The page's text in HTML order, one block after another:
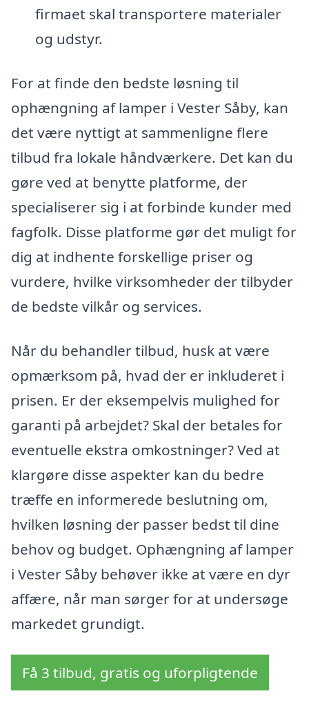
firmaet skal transportere materialer
og udstyr.
For at finde den bedste løsning til
ophængning af lamper i Vester Såby, kan
det være nyttigt at sammenligne flere
tilbud fra lokale håndværkere. Det kan du
gøre ved at benytte platforme, der
specialiserer sig i at forbinde kunder med
fagfolk. Disse platforme gør det muligt for
dig at indhente forskellige priser og
vurdere, hvilke virksomheder der tilbyder
de bedste vilkår og services.
Når du behandler tilbud, husk at være
opmærksom på, hvad der er inkluderet i
prisen. Er der eksempelvis mulighed for
garanti på arbejdet? Skal der betales for
eventuelle ekstra omkostninger? Ved at
klargøre disse aspekter kan du bedre
træffe en informerede beslutning om,
hvilken løsning der passer bedst til dine
behov og budget. Ophængning af lamper
i Vester Såby behøver ikke at være en dyr
affære, når man sørger for at undersøge
markedet grundigt.
Få 3 tilbud, gratis og uforpligtende